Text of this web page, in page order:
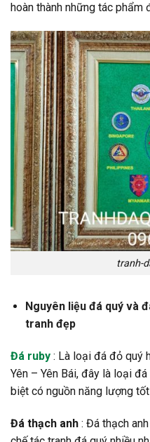
hoàn thành những tác phẩm
tranh-
Nguyên liệu đá quý và
tranh đẹp
Đá ruby : Là loại đá đỏ quý
Yên – Yên Bái, đây là loại
biệt có nguồn năng lượng
Đá thạch anh : Đá thạch